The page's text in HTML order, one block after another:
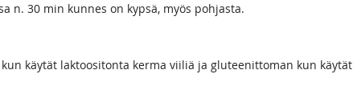
n. 30 min kunnes on kypsä, myös pohjasta.
käytät laktoositonta kerma viiliä ja gluteenittoman kun käytät